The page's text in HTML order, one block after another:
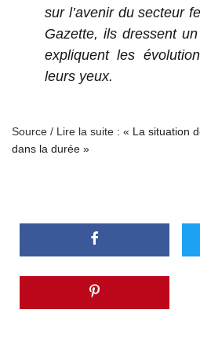
sur l’avenir du secteur
Gazette, ils dressent
expliquent les
leurs yeux.
Source / Lire la suite : « La situation
dans la durée »